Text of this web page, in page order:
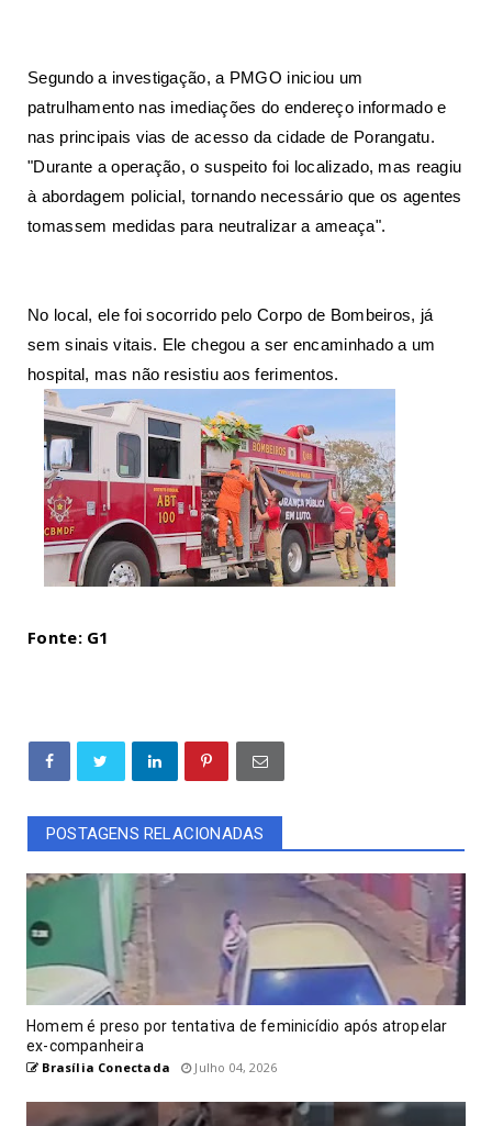
Segundo a investigação, a PMGO iniciou um
patrulhamento nas imediações do endereço informado e
nas principais vias de acesso da cidade de Porangatu.
"Durante a operação, o suspeito foi localizado, mas reagiu
à abordagem policial, tornando necessário que os agentes
tomassem medidas para neutralizar a ameaça".
No local, ele foi socorrido pelo Corpo de Bombeiros, já
sem sinais vitais. Ele chegou a ser encaminhado a um
hospital, mas não resistiu aos ferimentos.
Fonte: G1
POSTAGENS RELACIONADAS
Homem é preso por tentativa de feminicídio após atropelar
ex-companheira
Brasília Conectada Julho 04, 2026